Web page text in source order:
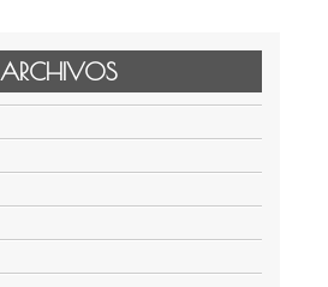
ARCHIVOS